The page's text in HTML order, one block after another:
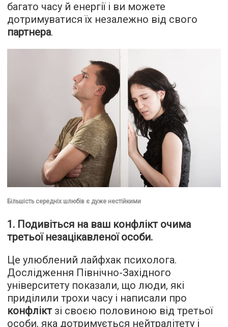
багато часу й енергії і ви можете
дотримуватися їх незалежно від свого
партнера.
Більшість середніх шлюбів є дуже нестійкими
1. Подивіться на ваш конфлікт очима
третьої незацікавленої особи.
Це улюблений лайфхак психолога.
Дослідження Північно-Західного
університету показали, що люди, які
приділили трохи часу і написали про
конфліктзі своєю половиною від третьої
особи, яка дотримується нейтралітету і